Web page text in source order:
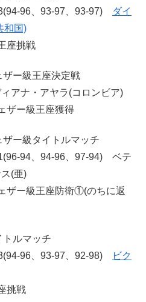
96、93-97、93-97)
ダイ
和国)
座挑戦
ー級王座決定戦
ナ・アヤラ(コロンビア)
ザー級王座獲得
ー級タイトルマッチ
94、94-96、97-94) ベテ
(亜)
ザー級王座防衛①(のちに返
ルマッチ
96、93-97、92-98)
ビク
挑戦